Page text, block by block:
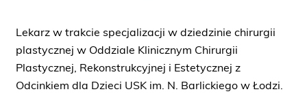
Lekarz w trakcie specjalizacji w dziedzinie chirurgii
plastycznej w Oddziale Klinicznym Chirurgii
Plastycznej, Rekonstrukcyjnej i Estetycznej z
Odcinkiem dla Dzieci USK im. N. Barlickiego w Łodzi.